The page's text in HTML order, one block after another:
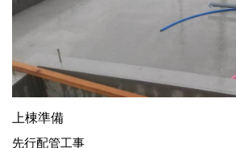
上棟準備
先行配管工事